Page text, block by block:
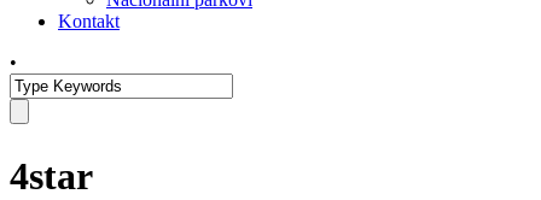
Kontakt
•
4star